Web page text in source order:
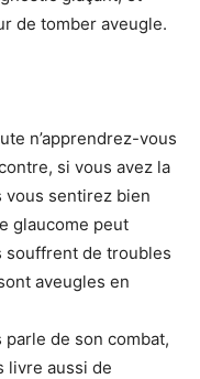
de tomber aveugle.
n’apprendrez-vous
si vous avez la
vous sentirez bien
glaucome peut
souffrent de troubles
aveugles en
parle de son combat,
livre aussi de